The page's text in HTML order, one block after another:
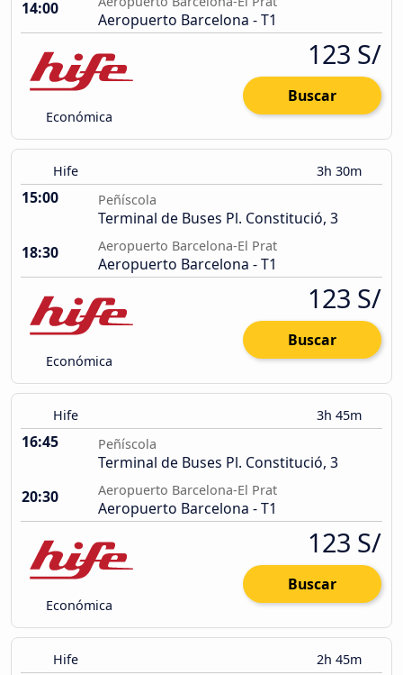
14:00
Aeropuerto Barcelona - T1
Económica
123 S/
Buscar
Hife 3h 30m
15:00 Peñíscola
Terminal de Buses Pl. Constitució, 3
18:30
Aeropuerto Barcelona-El Prat
Aeropuerto Barcelona - T1
Económica
123 S/
Buscar
Hife 3h 45m
16:45 Peñíscola
Terminal de Buses Pl. Constitució, 3
20:30
Aeropuerto Barcelona-El Prat
Aeropuerto Barcelona - T1
Económica
123 S/
Buscar
Hife 2h 45m